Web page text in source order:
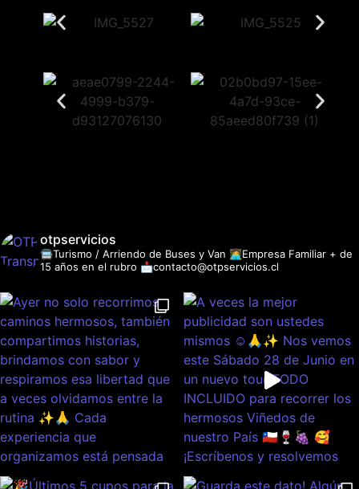
otpservicios
🚍Turismo / Arriendo de Buses y Van 👩‍💻Empresa Familiar + de
15 años en el rubro 📩contacto@otpservicios.cl